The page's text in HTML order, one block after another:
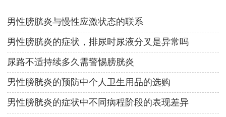
男性膀胱炎与慢性应激状态的联系
男性膀胱炎的症状，排尿时尿液分叉是异常吗
尿路不适持续多久需警惕膀胱炎
男性膀胱炎的预防中个人卫生用品的选购
男性膀胱炎的症状中不同病程阶段的表现差异